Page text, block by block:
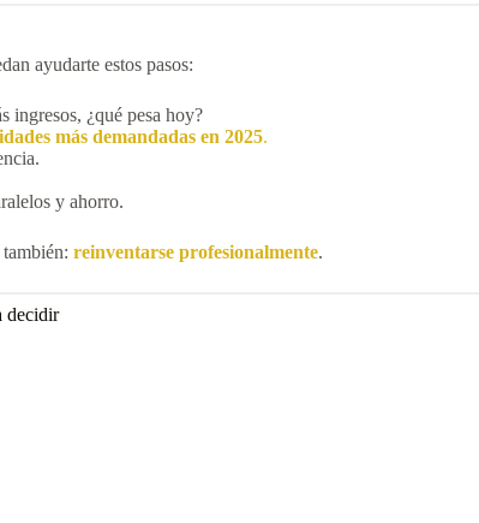
ayudarte estos pasos:
ingresos, ¿qué pesa hoy?
más demandadas en 2025.
y ahorro.
reinventarse profesionalmente.
decidir